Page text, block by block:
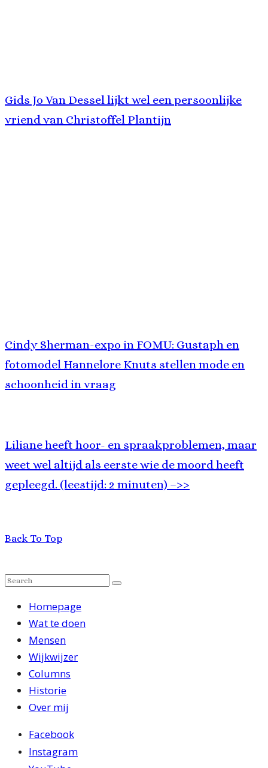
Gids Jo Van Dessel lijkt wel een persoonlijke
vriend van Christoffel Plantijn
Cindy Sherman-expo in FOMU: Gustaph en
fotomodel Hannelore Knuts stellen mode en
schoonheid in vraag
Liliane heeft hoor- en spraakproblemen, maar
weet wel altijd als eerste wie de moord heeft
gepleegd. (leestijd: 2 minuten) –>>
Back To Top
Homepage
Wat te doen
Mensen
Wijkwijzer
Columns
Historie
Over mij
Facebook
Instagram